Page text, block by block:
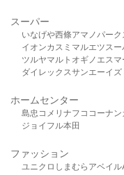
スーパー
いなげや西條アマノパーク
イオンカスミ マルエツス
ツルヤマルト オギノ エスマ
ダイレックスサンエーイズ
ホームセンター
島忠 コメリ ナフコ コーナン
ジョイフル本田
ファッション
ユニクロ しまむら アベイル